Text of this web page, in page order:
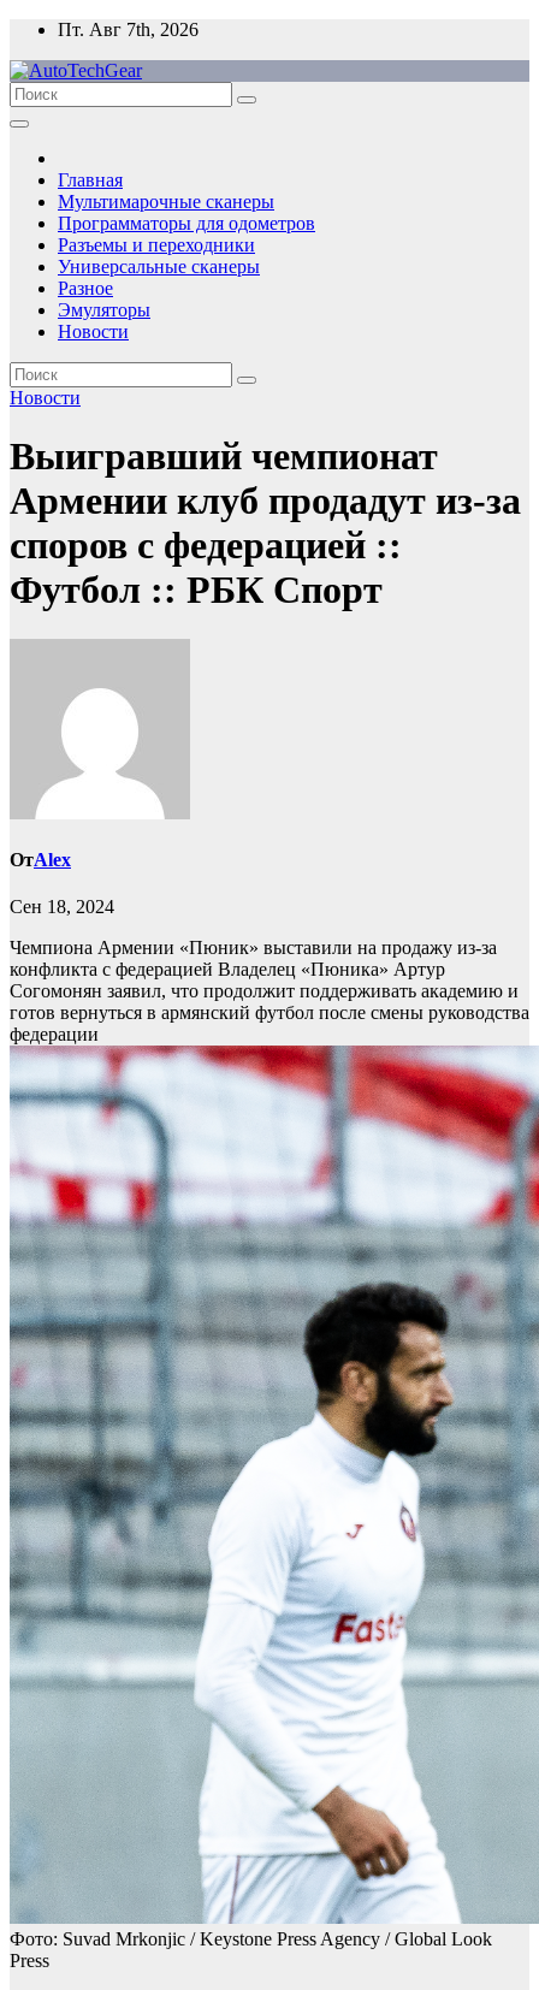
Перейти
содержимому
Пт. Авг 7th, 2026
Главная
Мультимарочные сканеры
Программаторы для одометров
Разъемы и переходники
Универсальные сканеры
Разное
Эмуляторы
Новости
Новости
Выигравший чемпионат
Армении клуб продадут из-за
споров с федерацией ::
Футбол :: РБК Спорт
ОтAlex
Сен 18, 2024
Чемпиона Армении «Пюник» выставили на продажу из-за
конфликта с федерацией Владелец «Пюника» Артур
Согомонян заявил, что продолжит поддерживать академию и
готов вернуться в армянский футбол после смены руководства
федерации
Фото: Suvad Mrkonjic / Keystone Press Agency / Global Look
Press